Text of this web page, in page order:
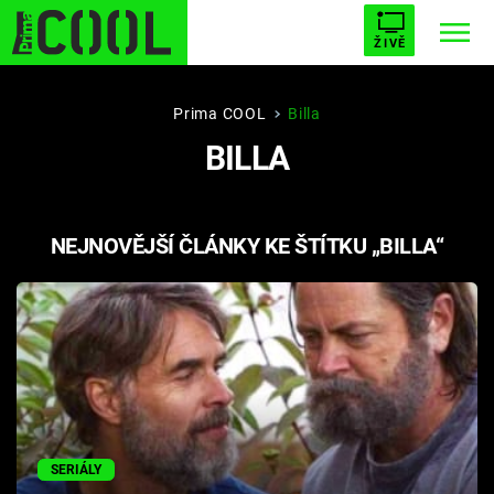
ŽIVĚ
BUFFY, PŘEMOŽITELKA UPÍRŮ
AVENGERS 5
Témata
Filmy
Seriály
Hry
Prima COOL Billa
BILLA
NEJNOVĚJŠÍ ČLÁNKY KE ŠTÍTKU „BILLA“
SERIÁLY